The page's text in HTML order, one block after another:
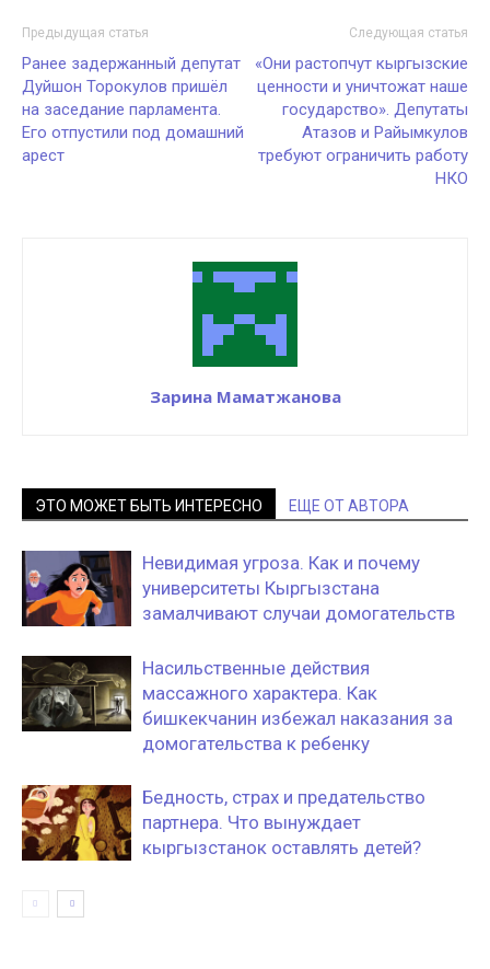
Предыдущая статья
Ранее задержанный депутат
Дуйшон Торокулов пришёл
на заседание парламента.
Его отпустили под домашний
арест
Следующая статья
«Они растопчут кыргызские
ценности и уничтожат наше
государство». Депутаты
Атазов и Райымкулов
требуют ограничить работу
НКО
Зарина Маматжанова
ЭТО МОЖЕТ БЫТЬ ИНТЕРЕСНО ЕЩЕ ОТ АВТОРА
Невидимая угроза. Как и почему
университеты Кыргызстана
замалчивают случаи домогательств
Насильственные действия
массажного характера. Как
бишкекчанин избежал наказания за
домогательства к ребенку
Бедность, страх и предательство
партнера. Что вынуждает
кыргызстанок оставлять детей?